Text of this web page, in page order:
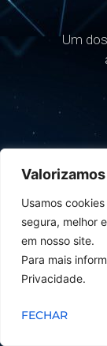
Usamos
segura, melhor
em nosso site.
Para mais
Privacidade.
FECHAR
Um